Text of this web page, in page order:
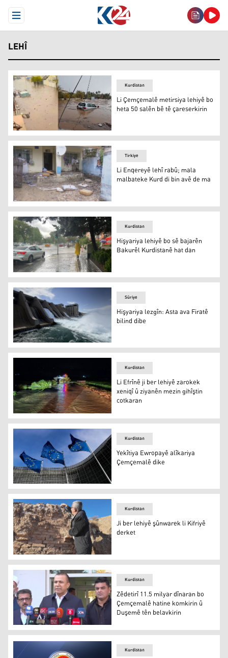
Open Menu
LEHÎ
Wêneyê lehiya par a Çemçemalê / Erşîvê K24ê
Kurdistan
Li Çemçemalê metirsiya lehiyê bo
heta 50 salên bê tê çareserkirin
Li Enqereyê lehî rabû; mala malbateke Kurd di bin avê
Tirkiye
Li Enqereyê lehî rabû; mala
malbateke Kurd di bin avê de ma
Hişyariya lehiyê bo sê bajarên Bakurêl Kurdistanê hat
Kurdistan
Hişyariya lehiyê bo sê bajarên
Bakurêl Kurdistanê hat dan
Hişyariya lezgîn: Asta ava Firatê bilind dibe
Sûriye
Hişyariya lezgîn: Asta ava Firatê
bilind dibe
Li Efrînê ji ber lehiyê zarokek xeniqî û ziyanên mezin
Kurdistan
Li Efrînê ji ber lehiyê zarokek
xeniqî û ziyanên mezin gihîştin
cotkaran
Yekîtiya Ewropayê alîkariya Çemçemalê dike
Kurdistan
Yekîtiya Ewropayê alîkariya
Çemçemalê dike
Ji ber lehiyê şûnwarek li Kifriyê derket
Kurdistan
Ji ber lehiyê şûnwarek li Kifriyê
derket
Zêdetirî 11.5 milyar dînaran bo Çemçemalê hatine
Kurdistan
Zêdetirî 11.5 milyar dînaran bo
Çemçemalê hatine komkirin û
Duşemê tên belavkirin
Kurdistan